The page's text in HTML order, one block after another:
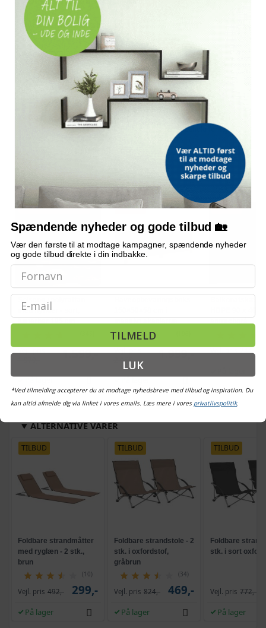
Hvor mange strandmåtter er der i sættet?
Kan ryglænet justeres?
Hvilke mål har måtten?
Er der plads til opbevaring?
Bemærk: FAQ er vejledende information. Vi tager forbehold for fejl og
mangler, og oplysningerne er ikke juridisk bindende.
OFTE KØBT SAMMEN MED
POPULÆR TILBUD
med hynder - sort,
1.599,-
På lager
TILBUD
2.056,-
1.999,-
På lager
TILBUD
Vejl. pris 244,-
ALTERNATIVE VARER
TILBUD
Foldbare strandmåtter
med ryglæn - 2 stk.,
brun
(10)
Vejl. pris 492,- 299,-
På lager
TILBUD
Foldbare strandstole - 2
stk. i oxfordstof,
gråbrun
(34)
Vejl. pris 824,- 469,-
På lager
TILBUD
Foldbare
stk. i sort
Vejl. pris 772,-
På lager
Spændende nyheder og gode tilbud 🏡
Vær den første til at modtage kampagner, spændende nyheder
og gode tilbud direkte i din indbakke.
Email
TILMELD
LUK
*Ved tilmelding accepterer du at modtage nyhedsbreve med tilbud og inspiration. Du
kan altid afmelde dig via linket i vores emails. Læs mere i vores privatlivspolitik.